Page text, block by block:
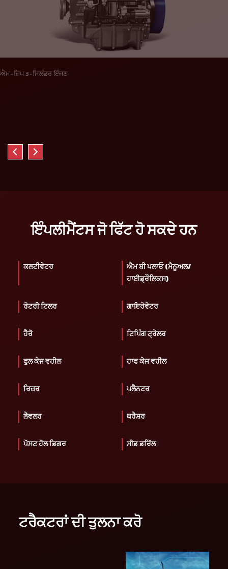
ਐਮ-ਜ਼ਿਪ 3-ਸਿਲੰਡਰ ਇੰਜਣ
ਇੰਪਲੀਮੈਂਟਸ ਜੋ ਫਿੱਟ ਹੋ ਸਕਦੇ ਹਨ
ਕਲਟੀਵੇਟਰ
ਐਮ ਬੀ ਪਲਾਓ (ਮੈਨੂਅਲ/
ਹਾਈਡ੍ਰੌਲਿਕਸ)
ਰੋਟਰੀ ਟਿਲਰ ਗਾਇਰੋਵੇਟਰ
ਹੈਰੋ ਟਿਪਿੰਗ ਟ੍ਰੇਲਰ
ਫੁਲ ਕੇਜ ਵਹੀਲ ਹਾਫ ਕੇਜ ਵਹੀਲ
ਰਿਜ਼ਰ ਪਲੈਨਟਰ
ਲੈਵਲਰ ਥਰੈਸ਼ਰ
ਪੋਸਟ ਹੋਲ ਡਿਗਰ ਸੀਡ ਡਰਿੱਲ
ਟਰੈਕਟਰਾਂ ਦੀ ਤੁਲਨਾ ਕਰੋ